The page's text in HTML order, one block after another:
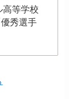
高等学校
秀選手